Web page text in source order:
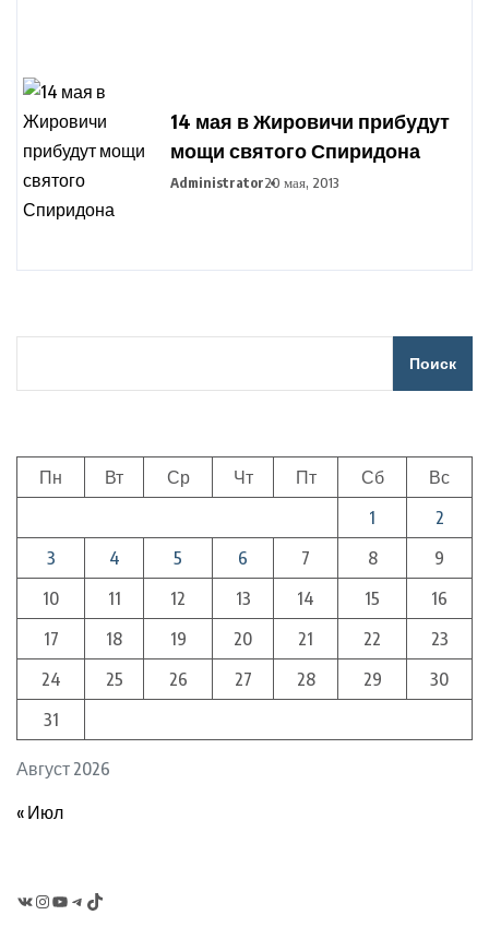
14 мая в Жировичи прибудут
мощи святого Спиридона
Administrator20 мая, 2013
Поиск
Август 2026
Пн Вт Ср Чт Пт Сб
Вс
1
2
3
4 5 6 7 8
9
10
11 12 13 14 15
16
17
18 19 20 21 22
23
24
25 26 27 28 29
30
31
« Июл
Instagram
YouTubeTelegram
TikTok